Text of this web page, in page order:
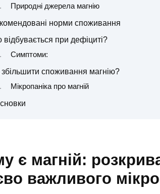
Природні джерела магнію
норми споживання
відбувається при дефіциті?
Симптоми:
споживання магнію?
Мікропаніка про магній
є магній:
важливого